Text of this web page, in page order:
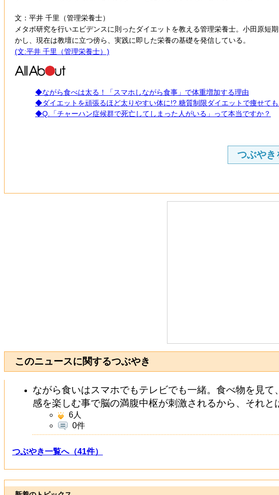
文：平井 千里（管理栄養士）
メタボ研究を行いエビデンスに則ったダイエットを教える管理栄養士。小田原
かし、現在は教壇に立つ傍ら、実践に即した栄養の基礎を発信している。
(文:平井 千里（管理栄養士）)
◆ながら食べは太る！「スマホしながら食事」で体重増加する理由
◆ダイエットを頑張るほど太りやすい体に!? 糖質制限ダイエットで痩せて
◆Q.「チャーハン症候群で死亡してしまった人がいる」って本当ですか？
つぶやき
このニュースに関するつぶやき
ながら食いはスマホでもテレビでも一緒。食べ物を見て
感を楽しむ事で脳の満腹中枢が刺激されるから、それと
6人
0件
つぶやき一覧へ（41件）